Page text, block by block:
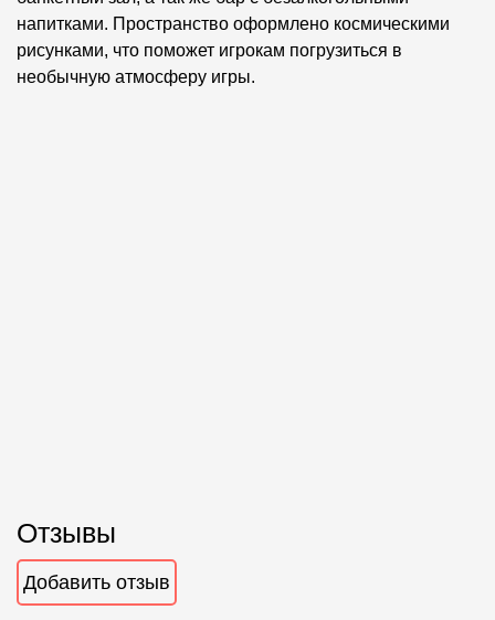
напитками. Пространство оформлено космическими
рисунками, что поможет игрокам погрузиться в
необычную атмосферу игры.
Отзывы
Добавить отзыв